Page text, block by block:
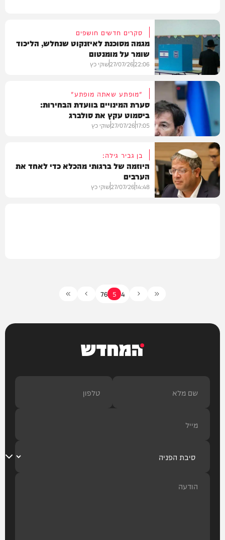
פוליטי
סקרים חדשים חושפים
מגמה מסוכנת לאיזנקוט שנחלש, הליכוד
שומר על מומנטום
22:06
27/07/26שוקי כץ
פוליטי
"מופתע שאתה מופתע"
סערת המינויים בוועדת הבחירות:
ביסמוט עקץ את סולברג
17:05
27/07/26שוקי כץ
בן גביר גילה:
היוזמה של ברגותי מהכלא כדי לאחד את
הערבים
14:48
27/07/26שוקי כץ
4
5
6
7
המחדש